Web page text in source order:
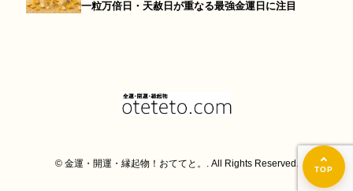
一粒万倍日・天赦日が重なる最強金運日に注目
© 金運・開運・縁起物！おててと。. All Rights Reserved.